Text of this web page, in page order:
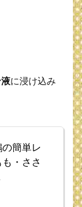
に浸け込み
簡単レ
・ささ